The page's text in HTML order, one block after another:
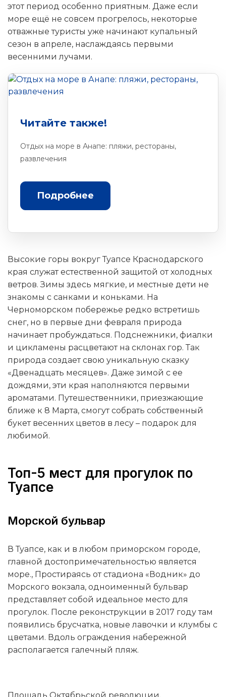
этот период особенно приятным. Даже если
море ещё не совсем прогрелось, некоторые
отважные туристы уже начинают купальный
сезон в апреле, наслаждаясь первыми
весенними лучами.
Читайте также!
Отдых на море в Анапе: пляжи, рестораны,
развлечения
Подробнее
Высокие горы вокруг Туапсе Краснодарского
края служат естественной защитой от холодных
ветров. Зимы здесь мягкие, и местные дети не
знакомы с санками и коньками. На
Черноморском побережье редко встретишь
снег, но в первые дни февраля природа
начинает пробуждаться. Подснежники, фиалки
и цикламены расцветают на склонах гор. Так
природа создает свою уникальную сказку
«Двенадцать месяцев». Даже зимой с ее
дождями, эти края наполняются первыми
ароматами. Путешественники, приезжающие
ближе к 8 Марта, смогут собрать собственный
букет весенних цветов в лесу – подарок для
любимой.
Топ-5 мест для прогулок по
Туапсе
Морской бульвар
В Туапсе, как и в любом приморском городе,
главной достопримечательностью является
море., Простираясь от стадиона «Водник» до
Морского вокзала, одноименный бульвар
представляет собой идеальное место для
прогулок. После реконструкции в 2017 году там
появились брусчатка, новые лавочки и клумбы с
цветами. Вдоль ограждения набережной
располагается галечный пляж.